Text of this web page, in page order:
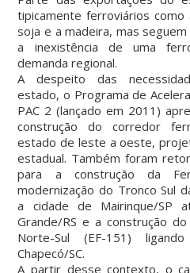
tipicamente ferroviários
soja e a madeira, mas
a inexistência de uma
demanda regional.
A despeito das
estado, o Programa de
PAC 2 (lançado em 2011)
construção do corredor
estado de leste a oeste,
estadual. Também foram
para a construção da
modernização do Tronco Sul
a cidade de Mairinque/SP
Grande/RS e a construção
Norte-Sul (EF-151)
Chapecó/SC.
A partir desse contexto, o